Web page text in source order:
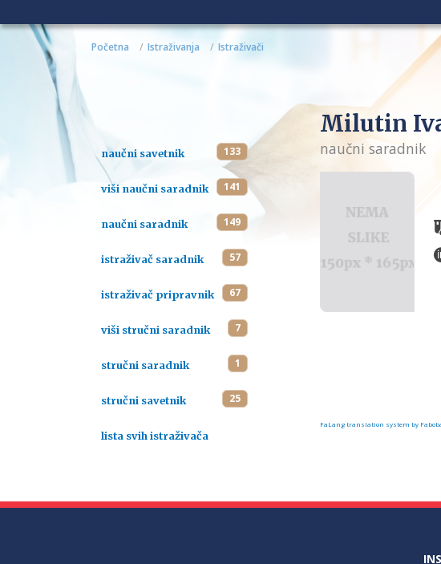
Početna Istraživanja Istraživači
naučni savetnik 133
viši naučni saradnik 141
naučni saradnik 149
istraživač saradnik 57
istraživač pripravnik 67
viši stručni saradnik 7
stručni saradnik 1
stručni savetnik 25
lista svih istraživača
Milutin
naučni saradnik
FaLang translation system by